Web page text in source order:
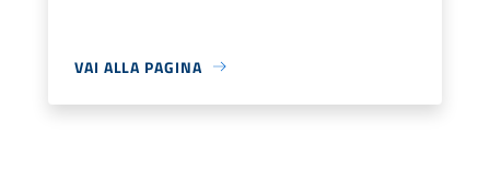
VAI ALLA PAGINA